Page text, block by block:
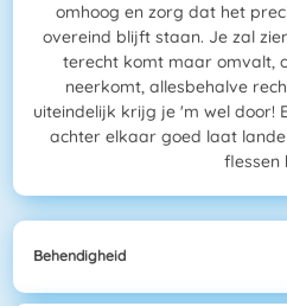
omhoog en zorg dat het
overeind blijft staan. Je zal
terecht komt maar omvalt,
neerkomt, allesbehalve
uiteindelijk krijg je 'm wel door!
achter elkaar goed laat
flessen
Behendigheid